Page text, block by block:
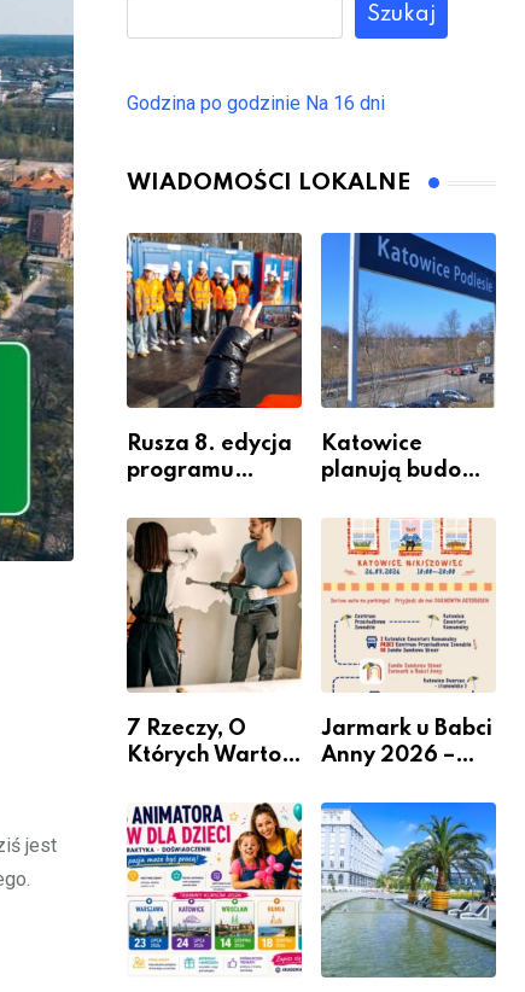
jest
Szukaj
Godzina po godzinie Na 16 dni
WIADOMOŚCI LOKALNE
Rusza 8. edycja
programu
Miastem
Fachowców” –
nabór dla
przedsiębiorców
Katowice
planują budowę
przesiadkoweg
o w Podlesiu
7 Rzeczy, O
Których Warto
Remontem
Mieszkania
Jarmark u Babci
Anny 2026 –